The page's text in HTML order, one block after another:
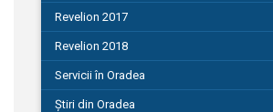
Revelion 2017
Revelion 2018
Servicii în Oradea
Știri din Oradea